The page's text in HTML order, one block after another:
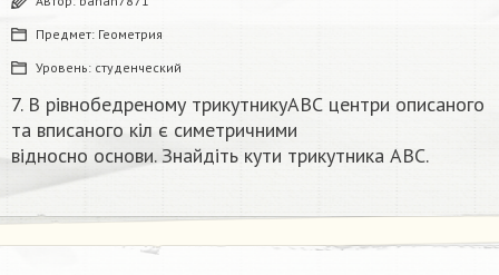
Предмет: Геометрия
Уровень: студенческий
7. В рівнобедреному трикутникуАВС центри описаного
та вписаного кіл є симетричними
відносно основи. Знайдіть кути трикутника ABC.​